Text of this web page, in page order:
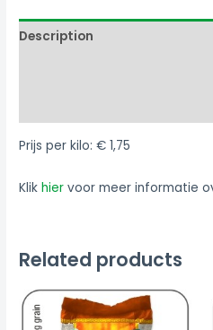
Description
Prijs per kilo: € 1,75
Klikhier voor meer informatie
Related products